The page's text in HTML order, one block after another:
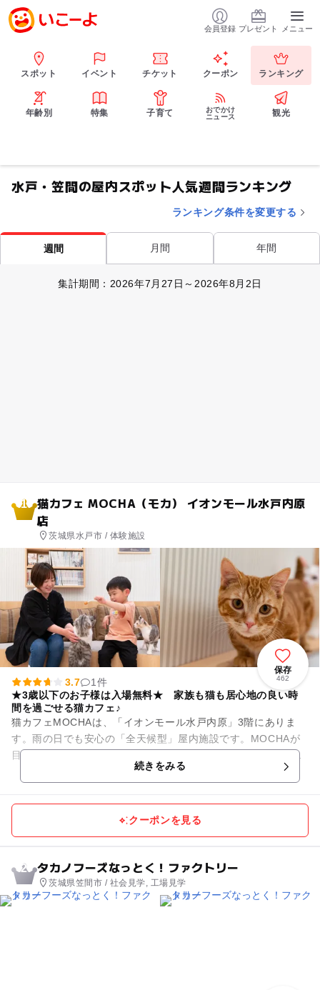
会員登録 プレゼント メニュー
スポット イベント チケット クーポン ランキング
年齢別 特集 子育て
おでかけ
ニュース
観光
水戸・笠間の屋内スポット人気週間ランキング
ランキング条件を変更する
週間 月間 年間
集計期間：2026年7月27日～2026年8月2日
1
猫カフェ MOCHA（モカ） イオンモール水戸内原
店
茨城県水戸市 / 体験施設
保存
462
3.7
1件
★3歳以下のお子様は入場無料★ 家族も猫も居心地の良い時
間を過ごせる猫カフェ♪
猫カフェMOCHAは、「イオンモール水戸内原」3階にありま
す。雨の日でも安心の「全天候型」屋内施設です。MOCHAが
目指しているのは、人も、猫も、その時にいちばん幸せなこと
ができる場所。のんびり...続きをみる
クーポンを見る
2 タカノフーズなっとく！ファクトリー
茨城県笠間市 / 社会見学, 工場見学